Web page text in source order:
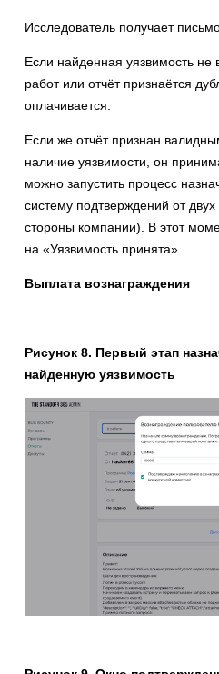
Исследователь получает
Если найденная уязвимость не
работ или отчёт признаётся
оплачивается.
Если же отчёт признан
наличие уязвимости, он
можно запустить процесс
систему подтверждений от
стороны компании). В этот
на «Уязвимость принята».
Выплата вознаграждения
Рисунок 8. Первый этап
найденную уязвимость